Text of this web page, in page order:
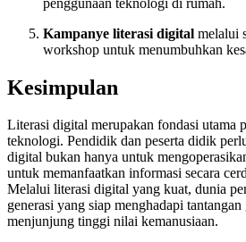
Kampanye literasi digital melalui
workshop untuk menumbuhkan
Kesimpulan
Literasi digital merupakan fondasi utama
teknologi. Pendidik dan peserta didik
digital bukan hanya untuk
untuk memanfaatkan informasi secara
Melalui literasi digital yang kuat, dunia
generasi yang siap menghadapi
menjunjung tinggi nilai kemanusiaan.